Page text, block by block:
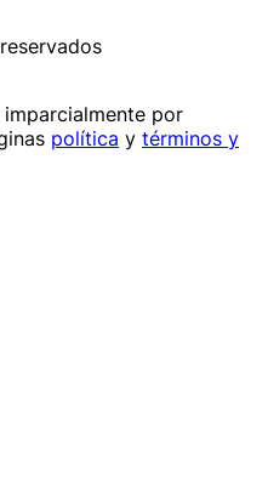
imparcialmente por
política y términos y